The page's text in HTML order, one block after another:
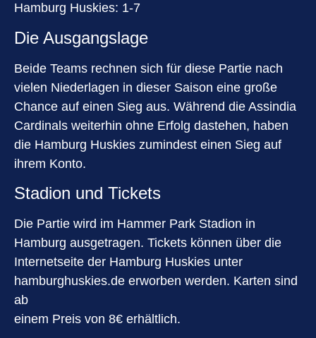
Hamburg Huskies: 1-7
Die Ausgangslage
Beide Teams rechnen sich für diese Partie nach
vielen Niederlagen in dieser Saison eine große
Chance auf einen Sieg aus. Während die Assindia
Cardinals weiterhin ohne Erfolg dastehen, haben
die Hamburg Huskies zumindest einen Sieg auf
ihrem Konto.
Stadion und Tickets
Die Partie wird im Hammer Park Stadion in
Hamburg ausgetragen. Tickets können über die
Internetseite der Hamburg Huskies unter
hamburghuskies.de erworben werden. Karten sind
ab
einem Preis von 8€ erhältlich.